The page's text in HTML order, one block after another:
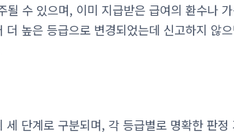
될 수 있으며, 이미 지급받은 급여의 환수나
높은 등급으로 변경되었는데 신고하지 않
단계로 구분되며, 각 등급별로 명확한 판정